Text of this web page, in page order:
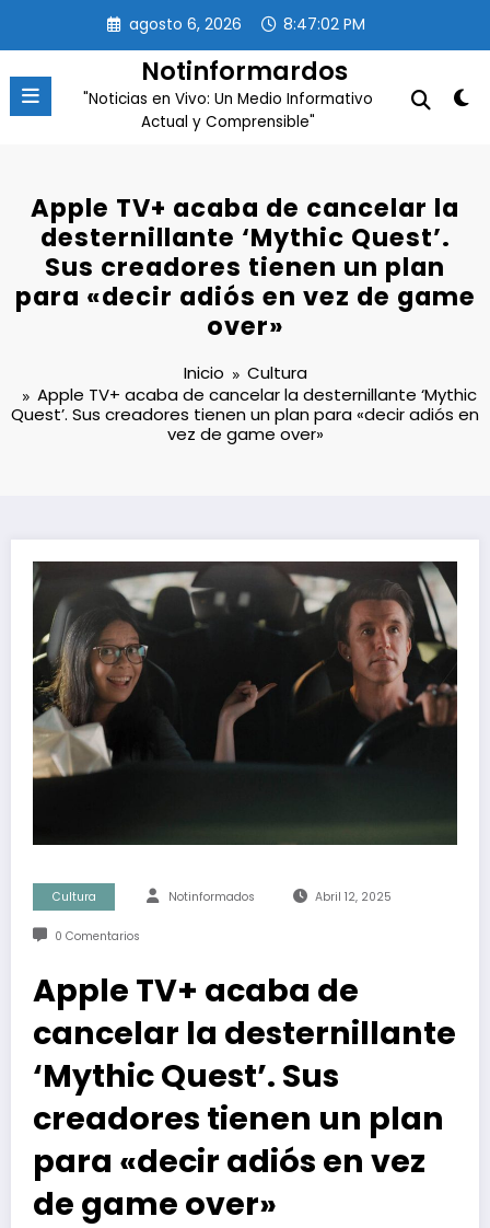
contenido
agosto 6, 2026 8:47:03 PM
Notinformardos
"Noticias en Vivo: Un Medio Informativo
Actual y Comprensible"
Apple TV+ acaba de cancelar la
desternillante ‘Mythic Quest’.
Sus creadores tienen un plan
para «decir adiós en vez de game
over»
Inicio
Cultura
Apple TV+ acaba de cancelar la desternillante ‘Mythic
Quest’. Sus creadores tienen un plan para «decir adiós en
vez de game over»
Cultura Notinformados Abril 12, 2025
0 Comentarios
Apple TV+ acaba de
cancelar la desternillante
‘Mythic Quest’. Sus
creadores tienen un plan
para «decir adiós en vez
de game over»